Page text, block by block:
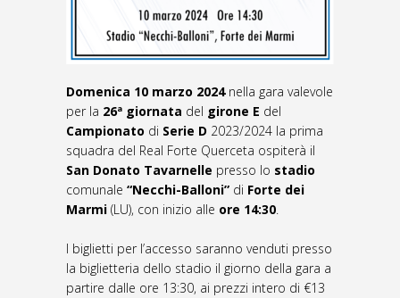
Domenica 10 marzo 2024nella gara valevole
per la 26ª giornata del girone E del
Campionato di Serie D 2023/2024 la prima
squadra del Real Forte Querceta ospiterà il
San Donato Tavarnelle presso lo stadio
comunale “Necchi-Balloni” di Forte dei
Marmi (LU), con inizio alle ore 14:30.
I biglietti per l’accesso saranno venduti presso
la biglietteria dello stadio il giorno della gara a
partire dalle ore 13:30, ai prezzi intero di €13